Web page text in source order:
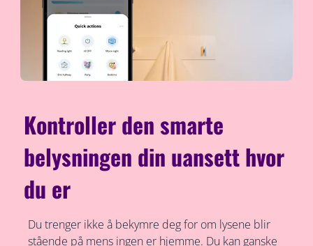
Kontroller den smarte
belysningen din uansett hvor
du er
Du trenger ikke å bekymre deg for om lysene blir
stående på mens ingen er hjemme. Du kan ganske